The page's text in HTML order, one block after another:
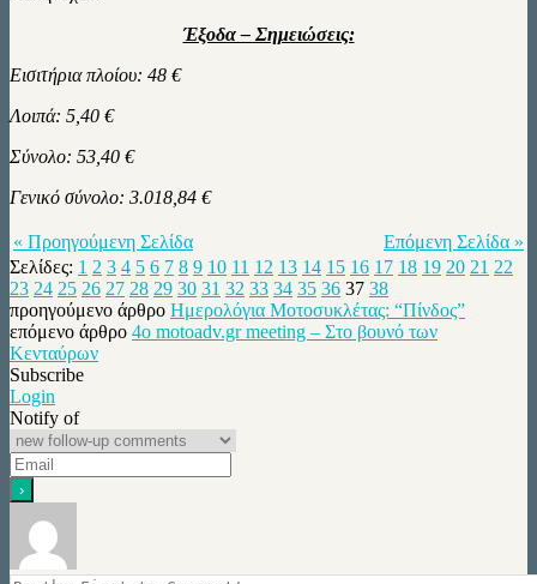
Έξοδα – Σημειώσεις:
Εισιτήρια πλοίου: 48 €
Λοιπά: 5,40 €
Σύνολο: 53,40 €
Γενικό σύνολο: 3.018,84 €
« Προηγούμενη Σελίδα
Επόμενη Σελίδα »
Σελίδες: 1 2 3 4 5 6 7 8 9 10 11 12 13 14 15 16 17 18 19 20 21 22
23 24 25 26 27 28 29 30 31 32 33 34 35 36 37 38
προηγούμενο άρθρο Ημερολόγια Μοτοσυκλέτας: “Πίνδος”
επόμενο άρθρο 4ο motoadv.gr meeting – Στο βουνό των
Κενταύρων
Subscribe
Login
Notify of